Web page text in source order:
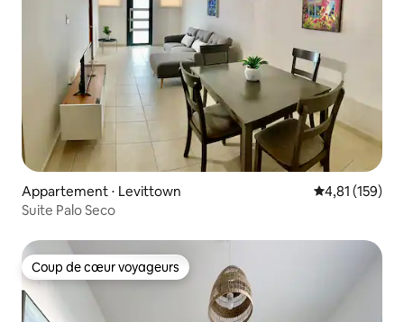
Appartement ⋅ Levittown Évaluation
4,81 (159)
Suite Palo Seco
Coup de cœur voyageurs
Coup de cœur voyageurs